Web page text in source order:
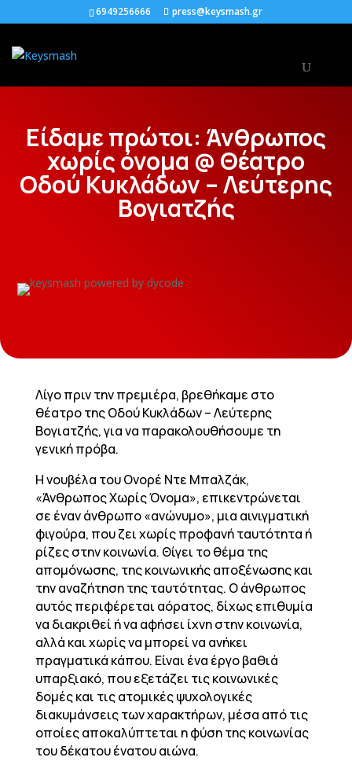
6949256666 press@keysmash.gr
Είδαμε πρώτοι: Άνθρωπος
χωρίς όνομα @ Θέατρο
Οδού Κυκλάδων – Λεύτερης
Βογιατζής
Λίγο πριν την πρεμιέρα, βρεθήκαμε στο
θέατρο της Οδού Κυκλάδων – Λεύτερης
Βογιατζής, για να παρακολουθήσουμε τη
γενική πρόβα.
Η νουβέλα του Ονορέ Ντε Μπαλζάκ,
«Άνθρωπος Χωρίς Όνομα», επικεντρώνεται
σε έναν άνθρωπο «ανώνυμο», μια αινιγματική
φιγούρα, που ζει χωρίς προφανή ταυτότητα ή
ρίζες στην κοινωνία. Θίγει το θέμα της
απομόνωσης, της κοινωνικής αποξένωσης και
την αναζήτηση της ταυτότητας. Ο άνθρωπος
αυτός περιφέρεται αόρατος, δίχως επιθυμία
να διακριθεί ή να αφήσει ίχνη στην κοινωνία,
αλλά και χωρίς να μπορεί να ανήκει
πραγματικά κάπου. Είναι ένα έργο βαθιά
υπαρξιακό, που εξετάζει τις κοινωνικές
δομές και τις ατομικές ψυχολογικές
διακυμάνσεις των χαρακτήρων, μέσα από τις
οποίες αποκαλύπτεται η φύση της κοινωνίας
του δέκατου ένατου αιώνα.